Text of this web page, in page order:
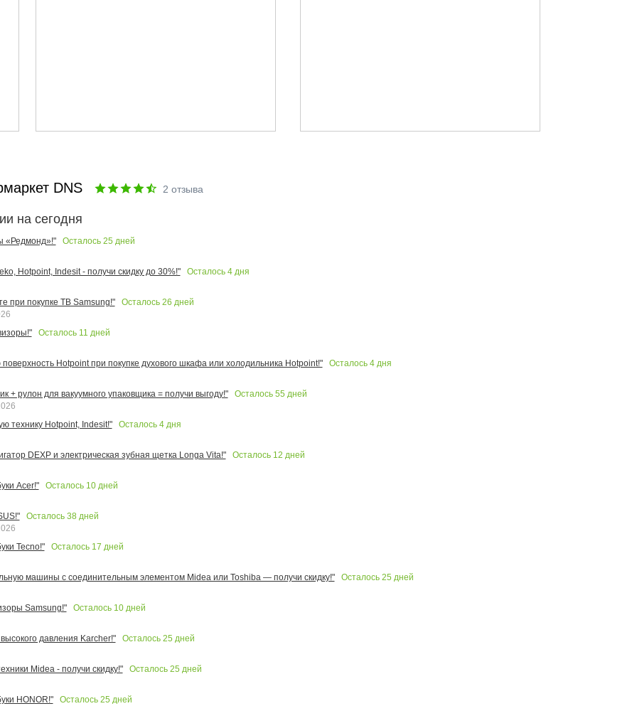
DNS 2 отзыва
на сегодня
«Редмонд»!" Осталось 25 дней
Hotpoint, Indesit - получи скидку до 30%!" Осталось 4дня
при покупке ТВ Samsung!" Осталось 26 дней
Осталось 11 дней
Hotpoint при покупке духового шкафа или холодильника Hotpoint!" Осталось 4дня
+ рулон для вакуумного упаковщика = получи выгоду!" Осталось 55 дней
технику Hotpoint, Indesit!"
Осталось 4дня
DEXP и электрическая зубная щетка Longa Vita!" Осталось 12 дней
Acer!" Осталось 10дней
Осталось 38дней
Tecno!"
Осталось 17 дней
машины с соединительным элементом Midea или Toshiba — получи скидку!" Осталось 25 дней
Samsung!" Осталось 10дней
давления Karcher!" Осталось 25 дней
Midea - получи скидку!" Осталось 25 дней
HONOR!" Осталось 25 дней